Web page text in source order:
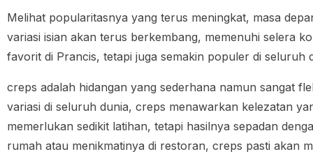
Melihat popularitasnya yang terus meningkat, masa
variasi isian akan terus berkembang, memenuhi selera
favorit di Prancis, tetapi juga semakin populer di seluruh
creps adalah hidangan yang sederhana namun sangat
variasi di seluruh dunia, creps menawarkan kelezatan
memerlukan sedikit latihan, tetapi hasilnya sepadan
rumah atau menikmatinya di restoran, creps pasti akan